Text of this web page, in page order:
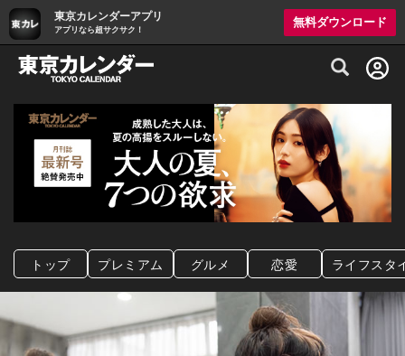
東京カレンダーアプリ
アプリなら超サクサク！
無料ダウンロード
グルメ情報・プレミアムレストラン予約
トップ プレミアム グルメ 恋愛 ライフスタ